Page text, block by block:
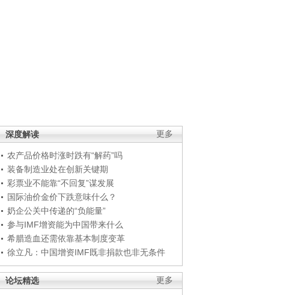
更多
深度解读
农产品价格时涨时跌有“解药”吗
装备制造业处在创新关键期
彩票业不能靠“不回复”谋发展
国际油价金价下跌意味什么？
奶企公关中传递的“负能量”
参与IMF增资能为中国带来什么
希腊造血还需依靠基本制度变革
徐立凡：中国增资IMF既非捐款也非无条件
更多
论坛精选